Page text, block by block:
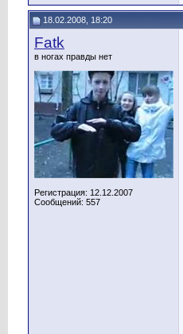
18.02.2008, 18:20
Fatk
в ногах правды нет
Регистрация: 12.12.2007
Сообщений: 557